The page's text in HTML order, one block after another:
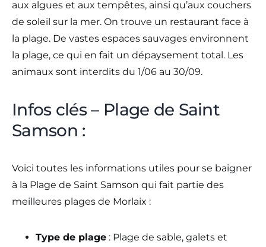
aux algues et aux tempêtes, ainsi qu’aux couchers
de soleil sur la mer. On trouve un restaurant face à
la plage. De vastes espaces sauvages environnent
la plage, ce qui en fait un dépaysement total. Les
animaux sont interdits du 1/06 au 30/09.
Infos clés – Plage de Saint
Samson :
Voici toutes les informations utiles pour se baigner
à la Plage de Saint Samson qui fait partie des
meilleures plages de Morlaix :
Type de plage : Plage de sable, galets et